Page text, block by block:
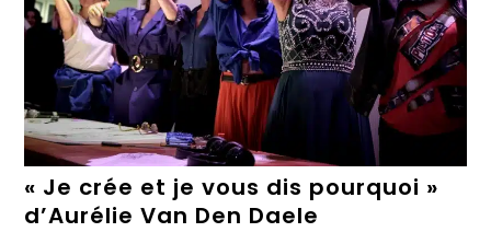
« Je crée et je vous dis pourquoi »
d’Aurélie Van Den Daele